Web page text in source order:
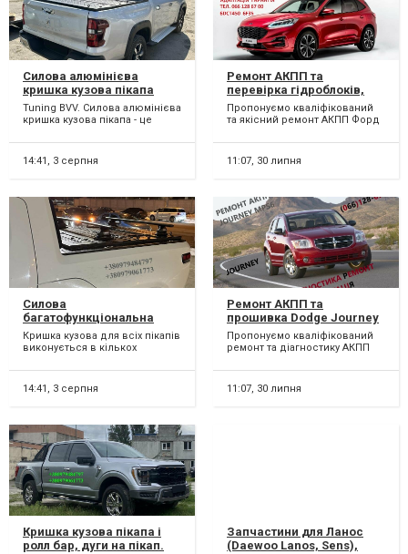
Силова алюмінієва
кришка кузова пікапа
Peugeot Landtrek. Крышка
на кузов пикапа Пежо
Tuning BVV. Силова алюмінієва
кришка кузова пікапа - це
захистити ваш в...
14:41, 3 серпня
Ремонт АКПП та
перевірка гідроблоків,
соленоїдів Ford Kuga
MPS6 # CV6R7000AC
Пропонуємо кваліфікований
та якісний ремонт АКПП Форд
БЮДЖЕТНИЙ рем...
11:07, 30 липня
Силова
багатофункціональна
кришка кузова пікапа
Rivian R1T. Накриття на
кузова пікапа.
Кришка кузова для всіх пікапів
виконується в кількох
потреб та вимог. Однос...
14:41, 3 серпня
Ремонт АКПП та
прошивка Dodge Journey
DCT450 #8U3R7000NG
#4872691AH, 68060442AB,
Пропонуємо кваліфікований
ремонт та діагностику АКПП
Freemont 62TE ,DODGE...
11:07, 30 липня
Кришка кузова пікапа і
ролл бар, дуги на пікап.
Запчастини для Ланос
(Daewoo Lanos, Sens),